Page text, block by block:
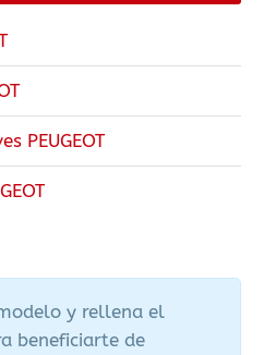
PEUGEOT
y rellena el
beneficiarte de